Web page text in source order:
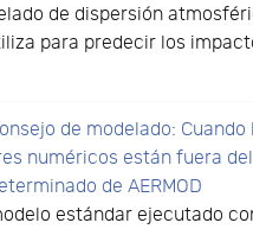
de dispersión
para predecir los
de modelado: Cuando
numéricos están fuera
de AERMOD
estándar ejecutado